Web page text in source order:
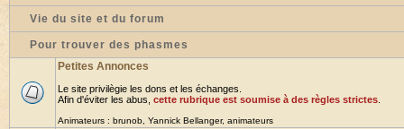
Vie du site et du forum
Pour trouver des phasmes
Petites Annonces
Le site privilègie les dons et les échanges.
Afin d'éviter les abus, cette rubrique est soumise à des règles strictes
Animateurs : brunob Yannick Bellanger, animateurs